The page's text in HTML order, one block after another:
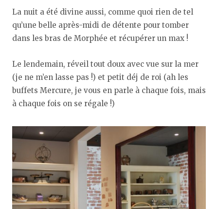
La nuit a été divine aussi, comme quoi rien de tel
qu’une belle après-midi de détente pour tomber
dans les bras de Morphée et récupérer un max !
Le lendemain, réveil tout doux avec vue sur la mer
(je ne m’en lasse pas !) et petit déj de roi (ah les
buffets Mercure, je vous en parle à chaque fois, mais
à chaque fois on se régale !)